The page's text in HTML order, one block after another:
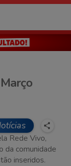
Rede Vivo,
da comunidade
inseridos.